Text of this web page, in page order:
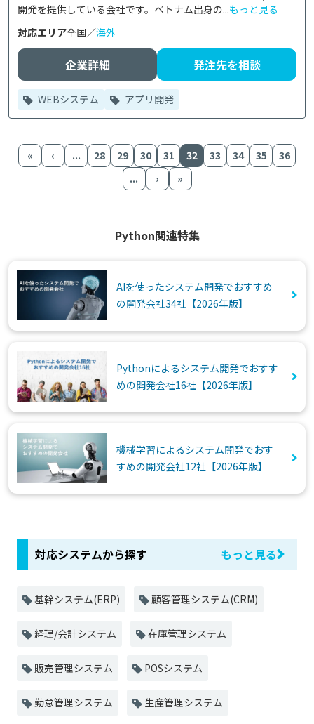
開発を提供している会社です。ベトナム出身の...もっと見る
対応エリア全国／海外
企業詳細 発注先を相談
WEBシステム アプリ開発
« ‹ ... 28 29 30 31 32 33 34 35
36
...
› »
Python関連特集
AIを使ったシステム開発でおすすめ
の開発会社34社【2026年版】
Pythonによるシステム開発でおすす
めの開発会社16社【2026年版】
機械学習によるシステム開発でおす
すめの開発会社12社【2026年版】
対応システムから探す もっと見る
基幹システム(ERP) 顧客管理システム(CRM)
経理/会計システム 在庫管理システム
販売管理システム POSシステム
勤怠管理システム 生産管理システム